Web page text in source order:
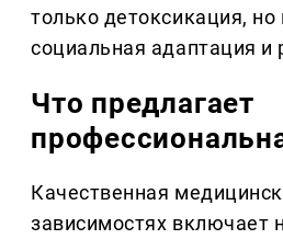
только детоксикация, но
социальная адаптация и
Что предлагает
Качественная
зависимостях включает